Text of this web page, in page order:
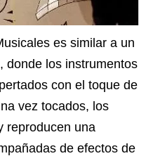
es similar a un
donde los instrumentos
con el toque de
vez tocados, los
reproducen una
de efectos de